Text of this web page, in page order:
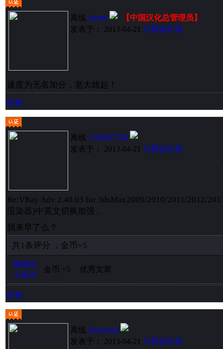
离线 admin
【中国汉化总管理员】
发表于： 2013-04-21 只看该作者
速度为无名加分，老大雄起！
回复
离线 1198467398
发表于： 2013-04-21 只看该作者
Re:VRay Adv 2.40.03 for 3dsMax2009/2010/2011/2012/
渲染器)中英文切换加强 ..
我来早了么？
共1条评分 ， 金币+5
破碎的
小雨点
金币 +5 优秀文章
回复
离线 huazhang
发表于： 2013-04-21 只看该作者